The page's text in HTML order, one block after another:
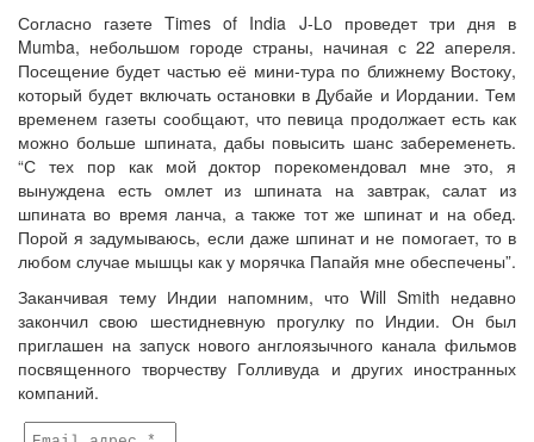
Согласно газете Times of India J-Lo проведет три дня в
Mumba, небольшом городе страны, начиная с 22 апереля.
Посещение будет частью её мини-тура по ближнему Востоку,
который будет включать остановки в Дубайе и Иордании. Тем
временем газеты сообщают, что певица продолжает есть как
можно больше шпината, дабы повысить шанс забеременеть.
“С тех пор как мой доктор порекомендовал мне это, я
вынуждена есть омлет из шпината на завтрак, салат из
шпината во время ланча, а также тот же шпинат и на обед.
Порой я задумываюсь, если даже шпинат и не помогает, то в
любом случае мышцы как у морячка Папайя мне обеспечены”.
Заканчивая тему Индии напомним, что Will Smith недавно
закончил свою шестидневную прогулку по Индии. Он был
приглашен на запуск нового англоязычного канала фильмов
посвященного творчеству Голливуда и других иностранных
компаний.